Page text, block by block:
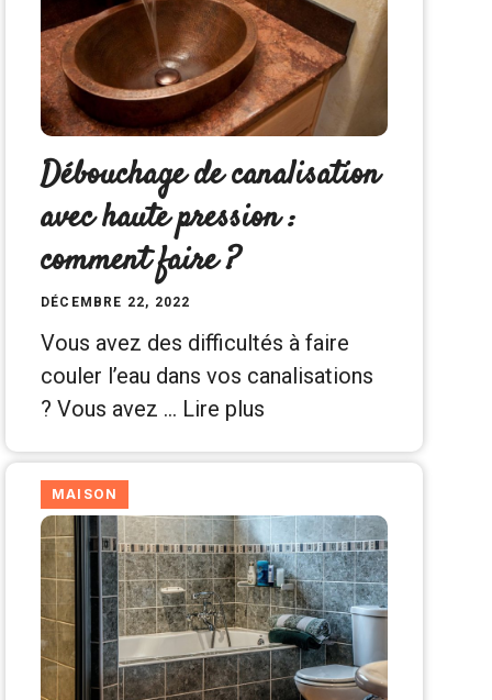
Débouchage de canalisation
avec haute pression :
comment faire ?
DÉCEMBRE 22, 2022
Vous avez des difficultés à faire
couler l’eau dans vos canalisations
? Vous avez … Lire plus
MAISON